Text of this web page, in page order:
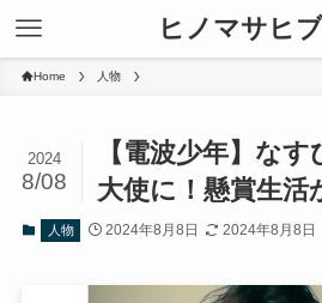
ヒノマサヒ
Home 人物
【電波少年】な
大使に！懸賞生活
2024
8/08
人物 2024年8月8日 2024年8月8日